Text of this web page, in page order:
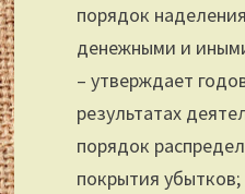
порядок
денежными и
– утверждает
результатах
порядок
покрытия убытков;